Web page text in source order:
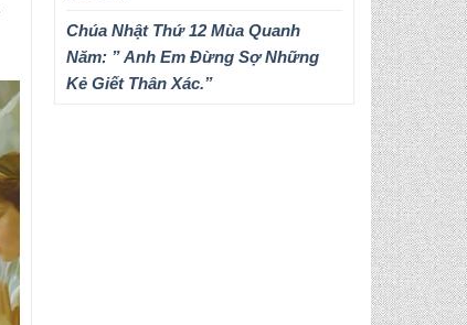
Chúa Nhật Thứ 12 Mùa Quanh
Năm: ” Anh Em Đừng Sợ Những
Kẻ Giết Thân Xác.”